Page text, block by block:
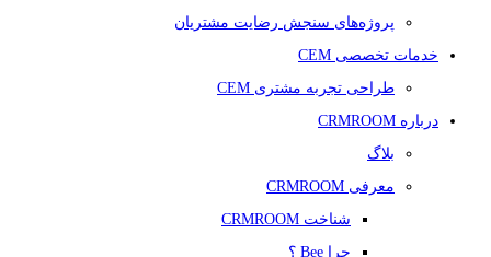
پروژه‌های سنجش رضایت مشتریان
خدمات تخصصی CEM
طراحی تجربه مشتری CEM
درباره CRMROOM
بلاگ
معرفی CRMROOM
شناخت CRMROOM
چرا Bee ؟